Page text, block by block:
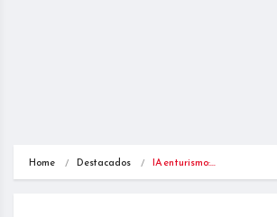
Home Destacados IA en turismo:…